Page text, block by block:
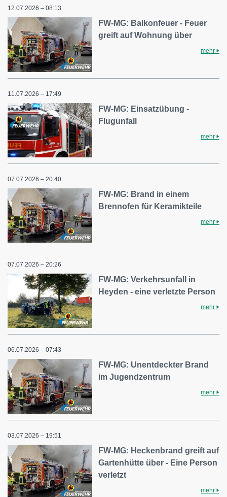
12.07.2026 – 08:13
FW-MG: Balkonfeuer - Feuer
greift auf Wohnung über
mehr
11.07.2026 – 17:49
FW-MG: Einsatzübung -
Flugunfall
mehr
07.07.2026 – 20:40
FW-MG: Brand in einem
Brennofen für Keramikteile
mehr
07.07.2026 – 20:26
FW-MG: Verkehrsunfall in
Heyden - eine verletzte Person
mehr
06.07.2026 – 07:43
FW-MG: Unentdeckter Brand
im Jugendzentrum
mehr
03.07.2026 – 19:51
FW-MG: Heckenbrand greift auf
Gartenhütte über - Eine Person
verletzt
mehr